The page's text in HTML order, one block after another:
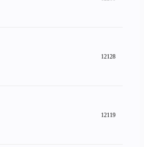
12128
12119